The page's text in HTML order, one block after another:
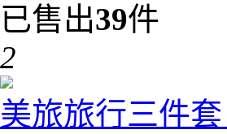
已售出39件
2
美旅旅行三件